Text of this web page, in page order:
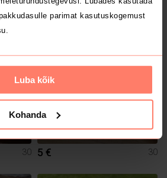
parimat kasutuskogemust
Luba kõik
Kohanda
30 5 € 30